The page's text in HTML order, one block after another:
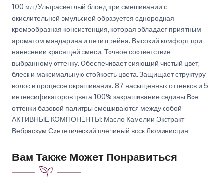
100 мл /Ультрасветлый блонд при смешивании с
окислительной эмульсией образуется однородная
кремообразная консистенция, которая обладает приятным
ароматом мандарина и петитгрейна. Высокий комфорт при
нанесении красящей смеси. Точное соответствие
выбранному оттенку. Обеспечивает сияющий чистый цвет,
блеск и максимальную стойкость цвета. Защищает структуру
волос в процессе окрашивания. 87 насыщенных оттенков и 5
интенсификаторов цвета 100% закрашивание седины Все
оттенки базовой палитры смешиваются между собой
АКТИВНЫЕ КОМПОНЕНТЫ: Масло Камелии Экстракт
Вебраскум Синтетический пчелиный воск Люминисцин
Вам Также Может Понравиться